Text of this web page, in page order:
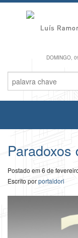
DOMINGO,
Postado em 6 de
Escrito porportaldori